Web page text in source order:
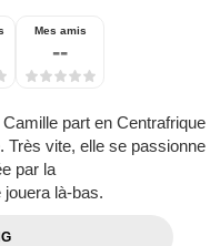
Mes amis
--
part en Centrafrique
Très vite, elle se passionne
par la
là-bas.